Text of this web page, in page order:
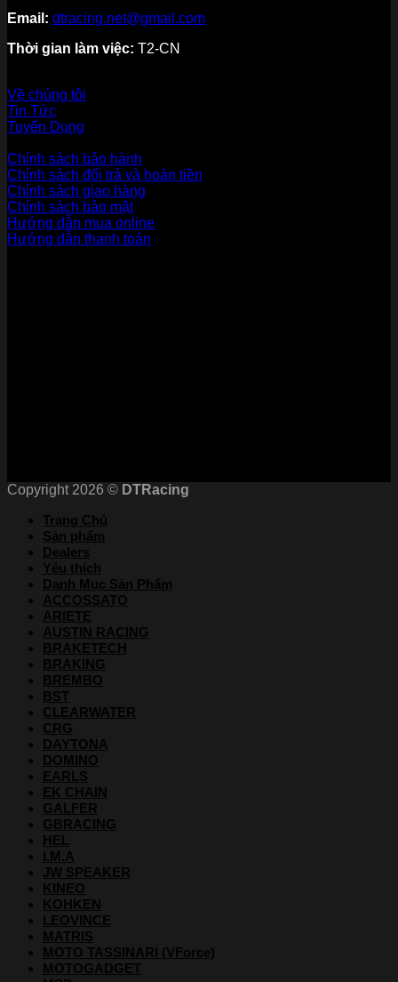
Email: dtracing.net@gmail.com
Thời gian làm việc: T2-CN
Về chúng tôi
Tin Tức
Tuyển Dụng
Chính sách bảo hành
Chính sách đổi trả và hoàn tiền
Chính sách giao hàng
Chính sách bảo mật
Hướng dẫn mua online
Hướng dẫn thanh toán
Copyright 2026 © DTRacing
Trang Chủ
Sản phẩm
Dealers
Yêu thích
Danh Mục Sản Phẩm
ACCOSSATO
ARIETE
AUSTIN RACING
BRAKETECH
BRAKING
BREMBO
BST
CLEARWATER
CRG
DAYTONA
DOMINO
EARLS
EK CHAIN
GALFER
GBRACING
HEL
I.M.A
JW SPEAKER
KINEO
KOHKEN
LEOVINCE
MATRIS
MOTO TASSINARI (VForce)
MOTOGADGET